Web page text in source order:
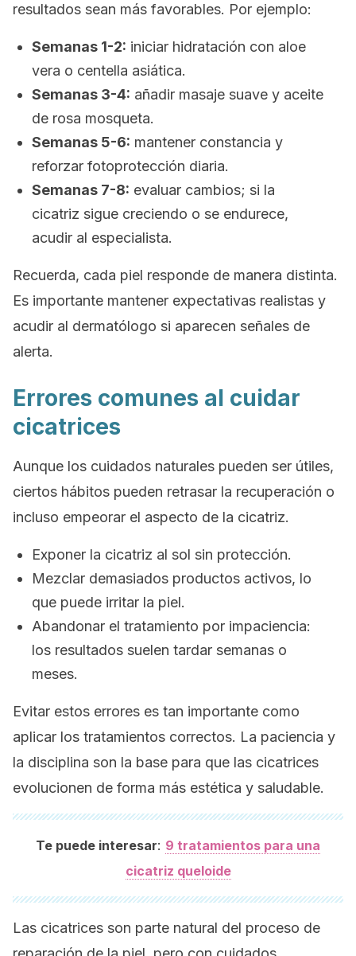
resultados sean más favorables. Por ejemplo:
Semanas 1-2: iniciar hidratación con aloe
vera o centella asiática.
Semanas 3-4: añadir masaje suave y aceite
de rosa mosqueta.
Semanas 5-6: mantener constancia y
reforzar fotoprotección diaria.
Semanas 7-8: evaluar cambios; si la
cicatriz sigue creciendo o se endurece,
acudir al especialista.
Recuerda, cada piel responde de manera distinta.
Es importante mantener expectativas realistas y
acudir al dermatólogo si aparecen señales de
alerta.
Errores comunes al cuidar
cicatrices
Aunque los cuidados naturales pueden ser útiles,
ciertos hábitos pueden retrasar la recuperación o
incluso empeorar el aspecto de la cicatriz.
Exponer la cicatriz al sol sin protección.
Mezclar demasiados productos activos, lo
que puede irritar la piel.
Abandonar el tratamiento por impaciencia:
los resultados suelen tardar semanas o
meses.
Evitar estos errores es tan importante como
aplicar los tratamientos correctos. La paciencia y
la disciplina son la base para que las cicatrices
evolucionen de forma más estética y saludable.
Te puede interesar: 9 tratamientos para una
cicatriz queloide
Las cicatrices son parte natural del proceso de